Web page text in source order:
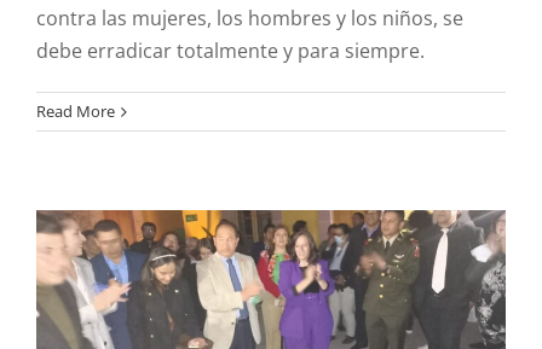
contra las mujeres, los hombres y los niños, se
debe erradicar totalmente y para siempre.
Read More digno representa de
David Monreal Ávila.